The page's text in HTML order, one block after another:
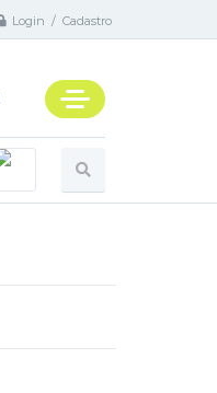
Login / Cadastro